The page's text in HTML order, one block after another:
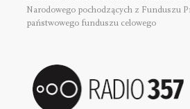
Narodowego pochodzących z Funduszu
państwowego funduszu celowego